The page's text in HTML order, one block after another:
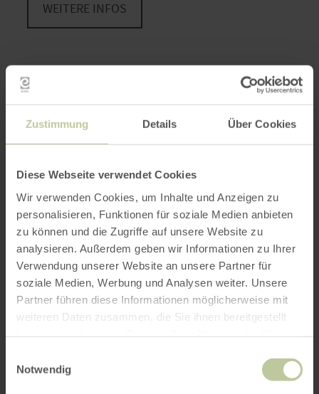
Zustimmung Details Über Cookies
Diese Webseite verwendet Cookies
Wir verwenden Cookies, um Inhalte und Anzeigen zu
personalisieren, Funktionen für soziale Medien anbieten
zu können und die Zugriffe auf unsere Website zu
analysieren. Außerdem geben wir Informationen zu Ihrer
Verwendung unserer Website an unsere Partner für
soziale Medien, Werbung und Analysen weiter. Unsere
Partner führen diese Informationen möglicherweise mit
weiteren Daten zusammen, die Sie ihnen bereitgestellt
Notwendig
WEITERE INFOS
WfG Vulkaneifel
Mainzer Straße 24, 54550 Daun, Tel.
WEITERE INFOS